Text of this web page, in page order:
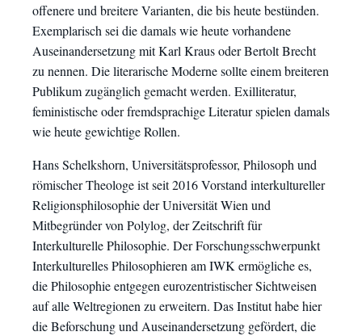
offenere und breitere Varianten, die bis heute bestünden.
Exemplarisch sei die damals wie heute vorhandene
Auseinandersetzung mit Karl Kraus oder Bertolt Brecht
zu nennen. Die literarische Moderne sollte einem breiteren
Publikum zugänglich gemacht werden. Exilliteratur,
feministische oder fremdsprachige Literatur spielen damals
wie heute gewichtige Rollen.
Hans Schelkshorn, Universitätsprofessor, Philosoph und
römischer Theologe ist seit 2016 Vorstand interkultureller
Religionsphilosophie der Universität Wien und
Mitbegründer von Polylog, der Zeitschrift für
Interkulturelle Philosophie. Der Forschungsschwerpunkt
Interkulturelles Philosophieren am IWK ermögliche es,
die Philosophie entgegen eurozentristischer Sichtweisen
auf alle Weltregionen zu erweitern. Das Institut habe hier
die Beforschung und Auseinandersetzung gefördert, die